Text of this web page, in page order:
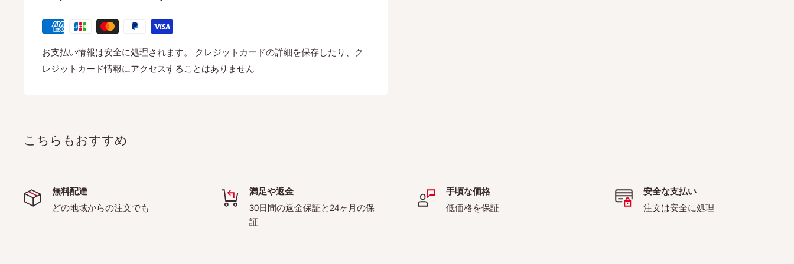
お支払い情報は安全に処理されます。 クレジットカードの詳細を保存したり、ク
レジットカード情報にアクセスすることはありません
こちらもおすすめ
無料配達
どの地域からの注文でも
満足や返金
30日間の返金保証と24ヶ月の保
証
手頃な価格
低価格を保証
安全な支払い
注文は安全に処理